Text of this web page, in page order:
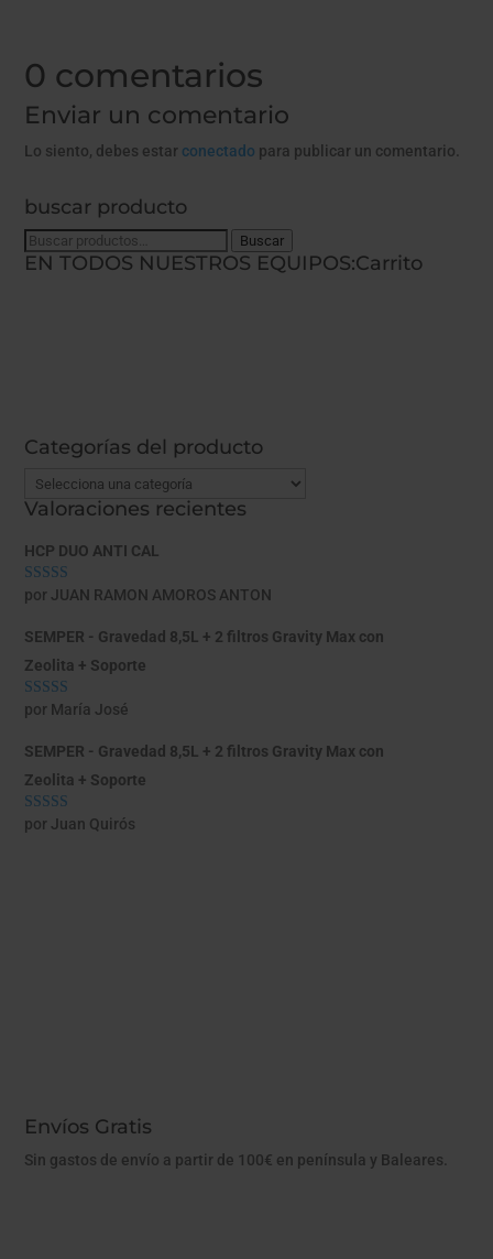
0 comentarios
Enviar un comentario
Lo siento, debes estar conectado para publicar un comentario.
buscar producto
Buscar
por:
Buscar
EN TODOS NUESTROS EQUIPOS:Carrito
Categorías del producto
Valoraciones recientes
HCP DUO ANTI CAL
Valorado con
por JUAN RAMON AMOROS ANTON
SEMPER - Gravedad 8,5L + 2 filtros Gravity Max con
Zeolita + Soporte
Valorado con
por María José
SEMPER - Gravedad 8,5L + 2 filtros Gravity Max con
Zeolita + Soporte
Valorado con
por Juan Quirós
Envíos Gratis
Sin gastos de envío a partir de 100€ en península y Baleares.